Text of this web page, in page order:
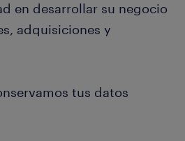
en desarrollar su negocio
adquisiciones y
tus datos